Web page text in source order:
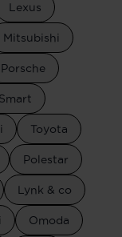
Lexus
Mitsubishi
Porsche
Smart
Toyota
Polestar
Lynk & co
Omoda